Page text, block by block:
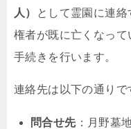
人）
として霊園に連
権者が既に亡くなっ
手続きを行います。
連絡先は以下の通りで
問合せ先：月野墓